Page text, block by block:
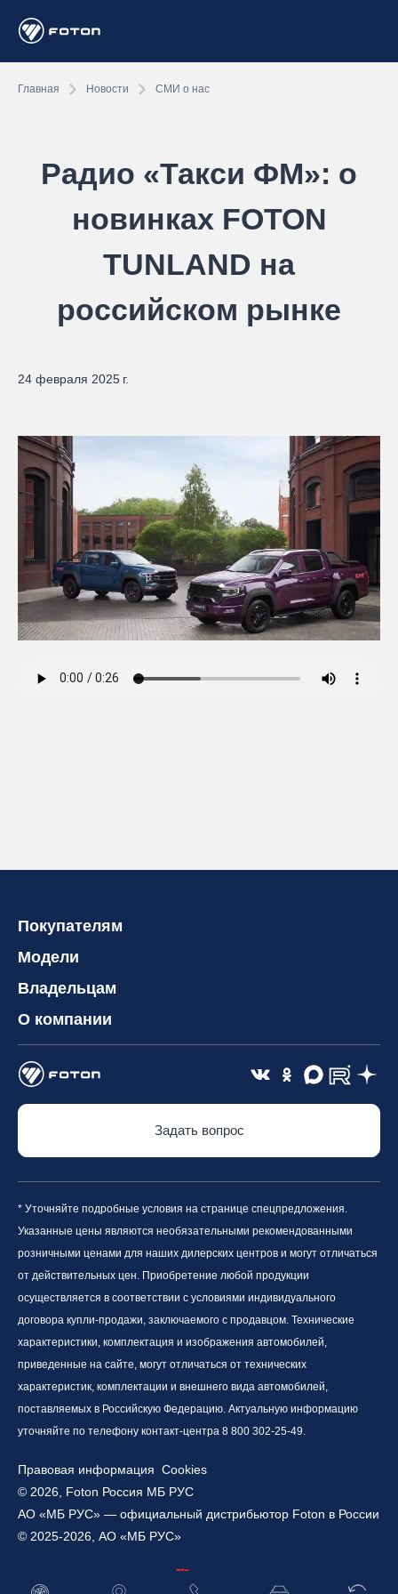
Главная Новости СМИ о нас
Радио «Такси ФМ»: о
новинках FOTON
TUNLAND на
российском рынке
24 февраля 2025 г.
Покупателям
Модели
Владельцам
О компании
Задать вопрос
* Уточняйте подробные условия на странице спецпредложения.
Указанные цены являются необязательными рекомендованными
розничными ценами для наших дилерских центров и могут отличаться
от действительных цен. Приобретение любой продукции
осуществляется в соответствии с условиями индивидуального
договора купли-продажи, заключаемого с продавцом. Технические
характеристики, комплектация и изображения автомобилей,
приведенные на сайте, могут отличаться от технических
характеристик, комплектации и внешнего вида автомобилей,
поставляемых в Российскую Федерацию. Актуальную информацию
уточняйте по телефону контакт-центра 8 800 302-25-49.
© 2026, Foton Россия МБ РУС
АО «МБ РУС» — официальный дистрибьютор Foton в России
© 2025-2026, АО «МБ РУС»
Правовая информация Cookies